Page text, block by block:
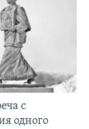
с
одного